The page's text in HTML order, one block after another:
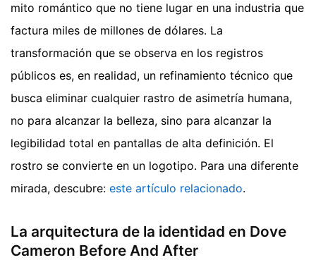
mito romántico que no tiene lugar en una industria que
factura miles de millones de dólares. La
transformación que se observa en los registros
públicos es, en realidad, un refinamiento técnico que
busca eliminar cualquier rastro de asimetría humana,
no para alcanzar la belleza, sino para alcanzar la
legibilidad total en pantallas de alta definición. El
rostro se convierte en un logotipo. Para una diferente
mirada, descubre: este artículo relacionado.
La arquitectura de la identidad en Dove
Cameron Before And After